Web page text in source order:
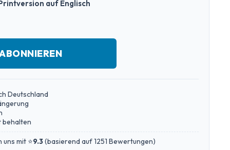
auf Englisch
Deutschland
behalten
mit ⭐9.3(basierend auf 1251 Bewertungen)